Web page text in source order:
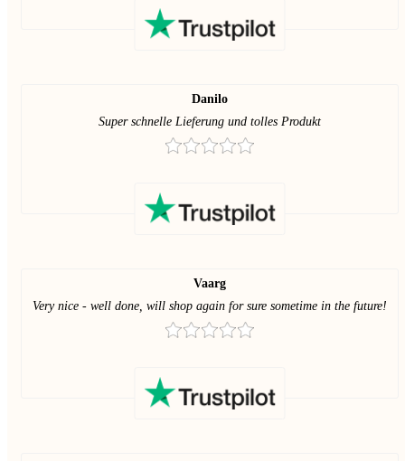
Danilo
Super schnelle Lieferung und tolles Produkt
Vaarg
Very nice - well done, will shop again for sure sometime in the future!